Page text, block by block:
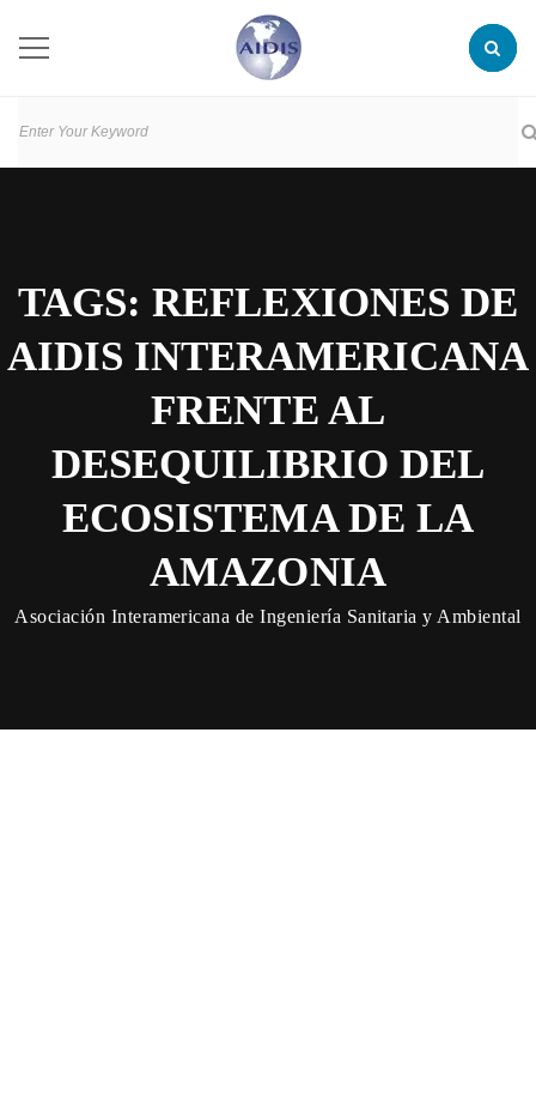
TAGS: REFLEXIONES DE
AIDIS INTERAMERICANA
FRENTE AL
DESEQUILIBRIO DEL
ECOSISTEMA DE LA
AMAZONIA
Asociación Interamericana de Ingeniería Sanitaria y Ambiental